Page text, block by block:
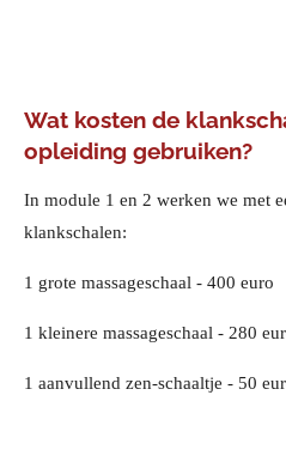
Wat kosten de
opleiding gebruiken?
In module 1 en 2 werken we met
klankschalen:
1 grote massageschaal - 400 euro
1 kleinere massageschaal - 280
1 aanvullend zen-schaaltje - 50